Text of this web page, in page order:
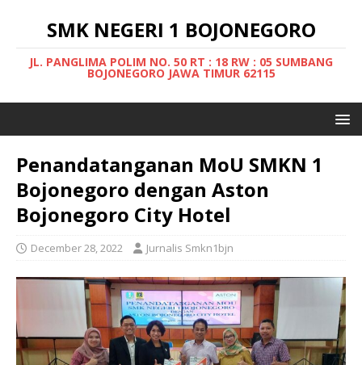
SMK NEGERI 1 BOJONEGORO
JL. PANGLIMA POLIM NO. 50 RT : 18 RW : 05 SUMBANG
BOJONEGORO JAWA TIMUR 62115
Penandatanganan MoU SMKN 1
Bojonegoro dengan Aston
Bojonegoro City Hotel
December 28, 2022 Jurnalis Smkn1bjn